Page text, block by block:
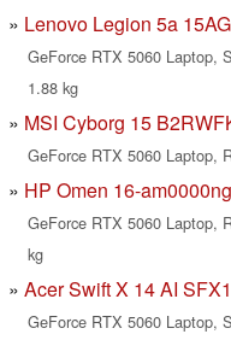
Lenovo Legion 5a
GeForce RTX 5060 Laptop,
1.88 kg
MSI Cyborg 15
GeForce RTX 5060 Laptop,
HP Omen 16-am0000ng
GeForce RTX 5060 Laptop,
kg
Acer Swift X 14 AI
GeForce RTX 5060 Laptop,